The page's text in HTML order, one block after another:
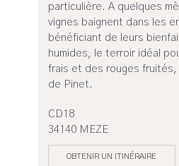
particulière. A quelques
vignes baignent dans les
bénéficiant de leurs
humides, le terroir idéal
frais et des rouges fruités,
de Pinet.
CD18
34140 MEZE
OBTENIR UN ITINÉRAIRE